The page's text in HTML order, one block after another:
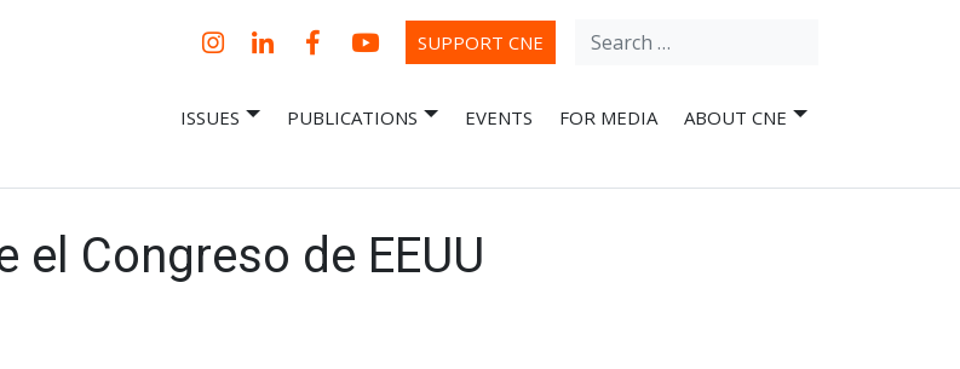
Instagram
LinkedInFacebookYouTubeSUPPORT CNE
Search
ISSUES PUBLICATIONS EVENTS FOR MEDIA ABOUT CNE
el Congreso de EEUU